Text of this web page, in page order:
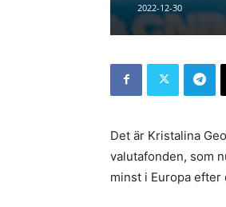
2022-12-30
Det är Kristalina
valutafonden, som
minst i Europa